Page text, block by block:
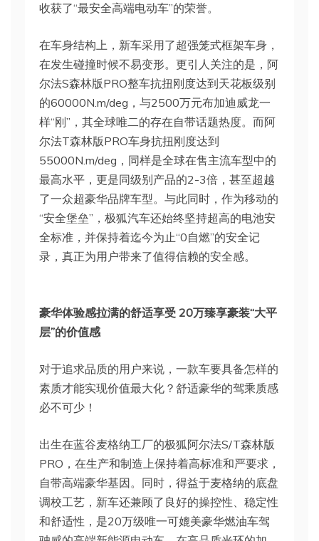
收获了“最安全高端电动车”的荣誉。
在车身结构上，新车采用了超强笼式框架车⾝，
在发生碰撞时候不易变形。更引人关注的是，阿
尔法S森林版PRO整车抗扭刚度达到天花板级别
的60000N.m/deg，与2500万元布加迪威龙一
样“刚”，其全球唯二的存在自带话题热度。而阿
尔法T森林版PRO车身抗扭刚度达到
55000N.m/deg，同样是全球在售主流车型中的
最高水平，更是同级别产品的2-3倍，甚至超越
了一众超豪华品牌车型。与此同时，作为移动的
“安全堡垒”，极狐汽车还始终坚持超高的电池安
全标准，并保持着迄今为止“0自燃”的安全记
录，真正为用户带来了值得信赖的安全感。
豪华体验感拉满的舒适享受 20万臻享豪装“大平
层”的价值感
对于追求品质的用户来说，一款车要具备怎样的
素质才能实现价值最大化？舒适豪华的驾乘质感
必不可少！
出生在蓝谷麦格纳工厂的极狐阿尔法S/T森林版
PRO，在生产和制造上保持着高标准和严要求，
自带高端豪华基因。同时，得益于麦格纳的底盘
调校工艺，新车还兼顾了良好的操控性、稳定性
和舒适性，是20万级唯一可媲美豪华燃油车驾